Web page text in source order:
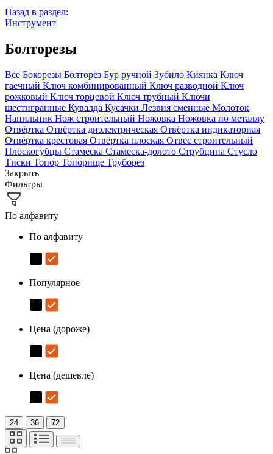
Назад в раздел:
Инструмент
Болторезы
Все Бокорезы Болторез Бур ручной Зубило Киянка Ключ
гаечный Ключ комбинированный Ключ разводной Ключ
рожковый Ключ торцевой Ключ трубный Ключи
шестигранные Кувалда Кусачки Лезвия сменные Молоток
Напильник Нож строительный Ножовка Ножовка по металлу
Отвёртка Отвёртка диэлектрическая Отвёртка индикаторная
Отвёртка крестовая Отвёртка плоская Отвес строительный
Плоскогубцы Стамеска Стамеска-долото Струбцина Стусло
Тиски Топор Топорище Труборез
Закрыть
Фильтры
По алфавиту
По алфавиту
Популярное
Цена (дороже)
Цена (дешевле)
24 36 72